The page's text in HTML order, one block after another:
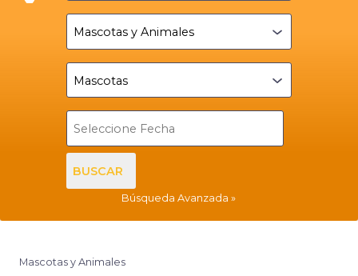
BUSCAR
Búsqueda Avanzada
Mascotas y Animales